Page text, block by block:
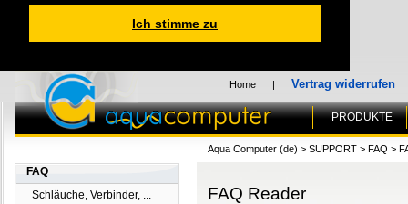
Ich stimme zu
Home | Vertrag widerrufen
PRODUKTE
FAQ
Schläuche, Verbinder, ...
Aqua Computer (de) > SUPPORT > FAQ >
FAQ Reader